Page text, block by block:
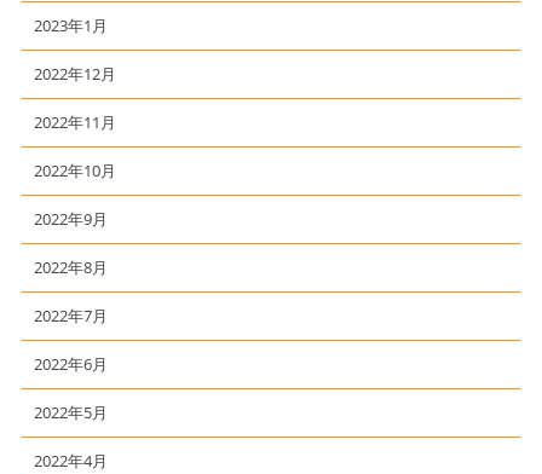
2023年1月
2022年12月
2022年11月
2022年10月
2022年9月
2022年8月
2022年7月
2022年6月
2022年5月
2022年4月